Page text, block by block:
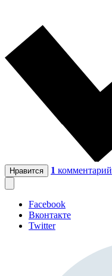
Нравится 1 комментарий
Facebook
Вконтакте
Twitter